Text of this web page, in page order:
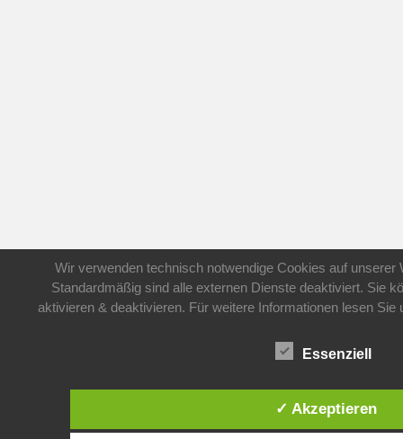
Wir verwenden technisch notwendige Cookies auf unserer
Standardmäßig sind alle externen Dienste deaktiviert. Sie
aktivieren & deaktivieren. Für weitere Informationen lesen
Essenziell
✓ Akzeptieren